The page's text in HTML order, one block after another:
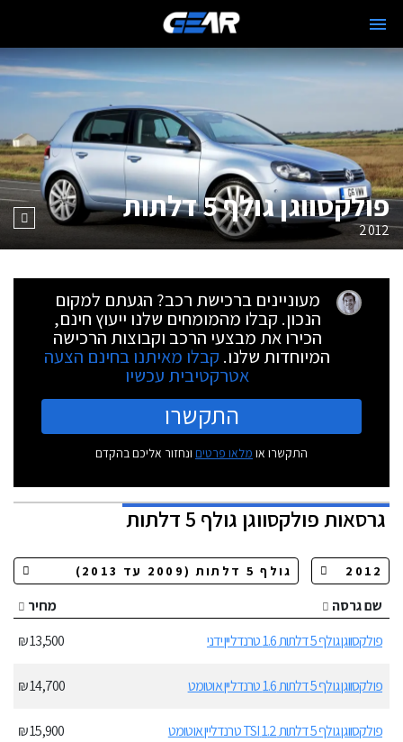
פולקסווגן גולף 5 דלתות
2012
מעוניינים ברכישת רכב? הגעתם למקום
הנכון. קבלו מהמומחים שלנו ייעוץ חינם,
הכירו את מבצעי הרכב וקבוצות הרכישה
המיוחדות שלנו. קבלו מאיתנו בחינם הצעה
אטרקטיבית עכשיו
התקשרו
התקשרו או מלאו פרטים ונחזור אליכם בהקדם
גרסאותפולקסווגן גולף 5 דלתות
שם גרסה
מחיר
פולקסווגן גולף 5 דלתות 1.6 טרנדליין ידני
13,500 ₪
פולקסווגן גולף 5 דלתות 1.6 טרנדליין אוטומט 14,700 ₪
פולקסווגן גולף 5 דלתות 1.2 TSI טרנדליין אוטומט 15,900 ₪